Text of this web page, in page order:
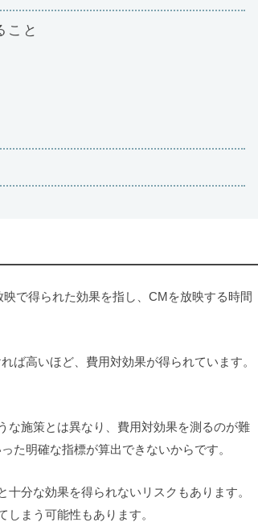
こと
で得られた効果を指し、CMを放映する時間
ば高いほど、費用対効果が得られています。
な施策とは異なり、費用対効果を測るのが難
た明確な指標が算出できないからです。
分な効果を得られないリスクもあります。
まう可能性もあります。